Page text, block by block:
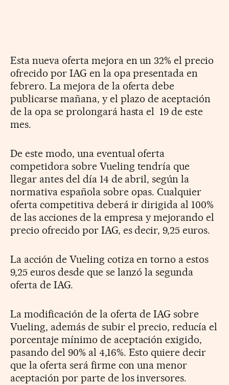
Esta nueva oferta mejora en un 32% el precio
ofrecido por IAG en la opa presentada en
febrero. La mejora de la oferta debe
publicarse mañana, y el plazo de aceptación
de la opa se prolongará hasta el 19 de este
mes.
De este modo, una eventual oferta
competidora sobre Vueling tendría que
llegar antes del día 14 de abril, según la
normativa española sobre opas. Cualquier
oferta competitiva deberá ir dirigida al 100%
de las acciones de la empresa y mejorando el
precio ofrecido por IAG, es decir, 9,25 euros.
La acción de Vueling cotiza en torno a estos
9,25 euros desde que se lanzó la segunda
oferta de IAG.
La modificación de la oferta de IAG sobre
Vueling, además de subir el precio, reducía el
porcentaje mínimo de aceptación exigido,
pasando del 90% al 4,16%. Esto quiere decir
que la oferta será firme con una menor
aceptación por parte de los inversores.